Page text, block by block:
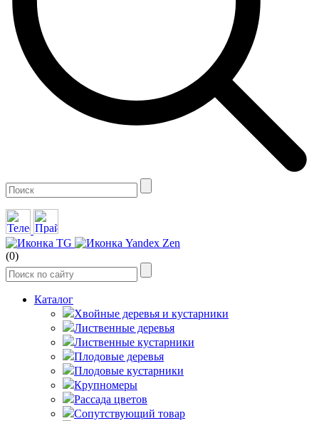
(0)
Каталог
Хвойные деревья и кустарники
Лиственные деревья
Лиственные кустарники
Плодовые деревья
Плодовые кустарники
Крупномеры
Рассада цветов
Сопутствующий товар